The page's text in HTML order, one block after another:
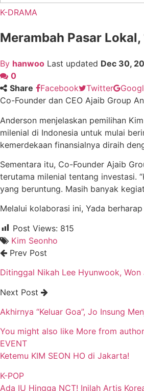
K-DRAMA
Merambah Pasar
By hanwoo Last updated Dec 30,
0
Share
Facebook Twitter
Co-Founder dan CEO Ajaib Group
Anderson menjelaskan pemilihan
milenial di Indonesia untuk mulai
kemerdekaan finansialnya diraih
Sementara itu, Co-Founder Ajaib
terutama milenial tentang investasi.
yang beruntung. Masih banyak
Melalui kolaborasi ini, Yada
Post Views: 815
Kim Seonho
Prev Post
Ditinggal Nikah Lee Hyunwook, Won
Next Post
Akhirnya “Keluar Goa”, Jo Insung
You might also like More from author
EVENT
Ketemu KIM SEON HO di Jakarta!
K-POP
Ada IU Hingga NCT! Inilah Artis